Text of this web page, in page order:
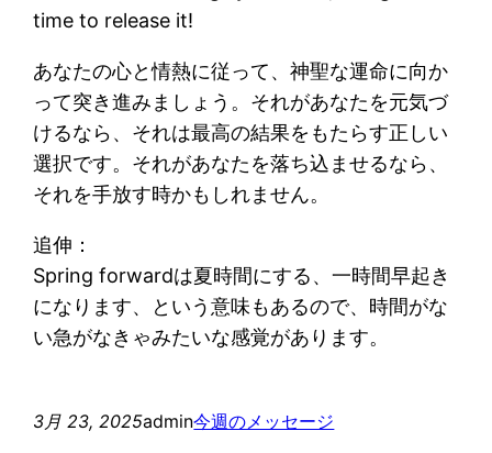
time to release it!
あなたの心と情熱に従って、神聖な運命に向か
って突き進みましょう。それがあなたを元気づ
けるなら、それは最高の結果をもたらす正しい
選択です。それがあなたを落ち込ませるなら、
それを手放す時かもしれません。
追伸：
Spring forwardは夏時間にする、一時間早起き
になります、という意味もあるので、時間がな
い急がなきゃみたいな感覚があります。
3月 23, 2025admin今週のメッセージ